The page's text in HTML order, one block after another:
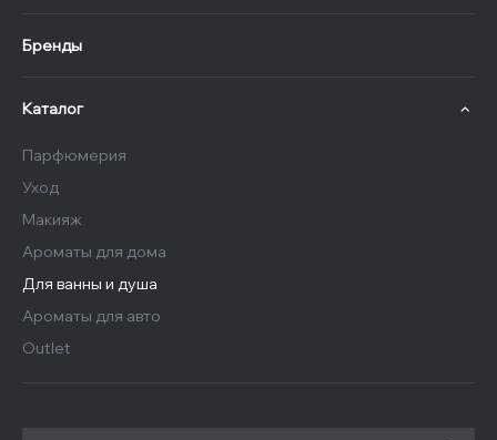
Бренды
Каталог
Парфюмерия
Уход
Макияж
Ароматы для дома
Для ванны и душа
Ароматы для авто
Outlet